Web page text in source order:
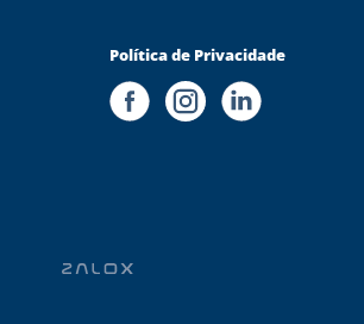
Política de Privacidade